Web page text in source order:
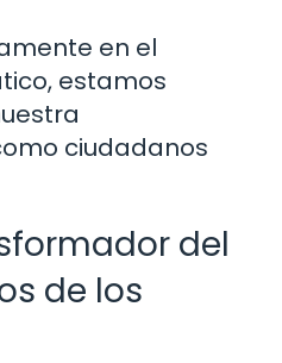
en el
estamos
ciudadanos
del
de los